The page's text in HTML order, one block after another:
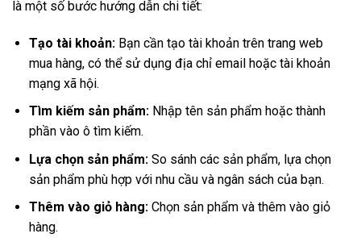
là một số bước hướng dẫn chi tiết:
Tạo tài khoản:Bạn cần tạo tài khoản trên trang web
mua hàng, có thể sử dụng địa chỉ email hoặc tài khoản
mạng xã hội.
Tìm kiếm sản phẩm:Nhập tên sản phẩm hoặc thành
phần vào ô tìm kiếm.
Lựa chọn sản phẩm:So sánh các sản phẩm, lựa chọn
sản phẩm phù hợp với nhu cầu và ngân sách của bạn.
Thêm vào giỏ hàng:Chọn sản phẩm và thêm vào giỏ
hàng.